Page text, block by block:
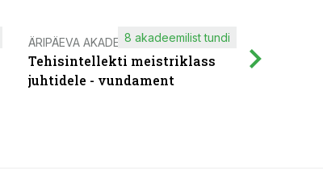
ÄRIPÄEVA AKADEEMIA
Tehisintellekti meistriklass
juhtidele - vundament
8 akadeemilist tundi